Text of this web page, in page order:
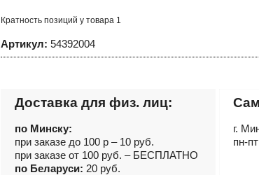
Кратность позиций у товара 1
Артикул: 54392004
Доставка для физ. лиц:
по Минску:
при заказе до 100 р – 10 руб.
при заказе от 100 руб. – БЕСПЛАТНО
по Беларуси: 20 руб.
г.
пн-